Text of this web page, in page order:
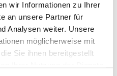
wir Informationen zu Ihrer
an unsere Partner für
Analysen weiter. Unsere
möglicherweise mit
Sie ihnen bereitgestellt
der Innenstadt oder
und gerne
zur Herausforderung.